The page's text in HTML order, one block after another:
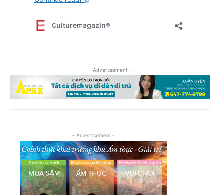
- Advertisement -
- Advertisement -